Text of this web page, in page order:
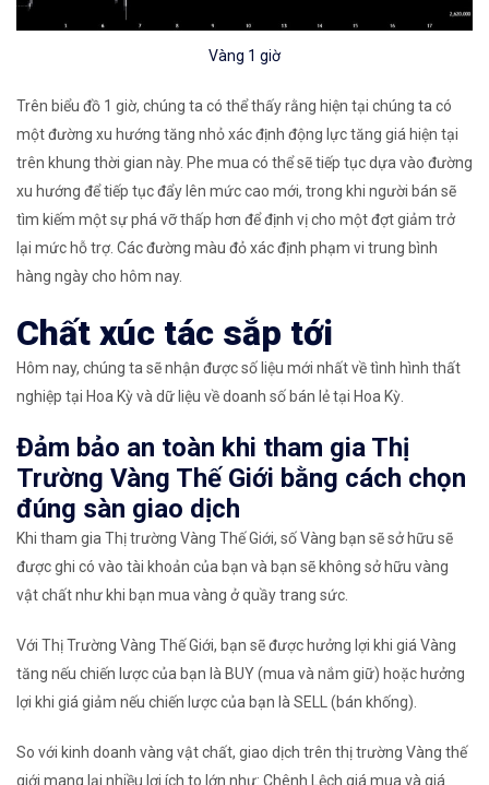
Vàng 1 giờ
Trên biểu đồ 1 giờ, chúng ta có thể thấy rằng hiện tại chúng ta có
một đường xu hướng tăng nhỏ xác định động lực tăng giá hiện tại
trên khung thời gian này. Phe mua có thể sẽ tiếp tục dựa vào đường
xu hướng để tiếp tục đẩy lên mức cao mới, trong khi người bán sẽ
tìm kiếm một sự phá vỡ thấp hơn để định vị cho một đợt giảm trở
lại mức hỗ trợ. Các đường màu đỏ xác định phạm vi trung bình
hàng ngày cho hôm nay.
Chất xúc tác sắp tới
Hôm nay, chúng ta sẽ nhận được số liệu mới nhất về tình hình thất
nghiệp tại Hoa Kỳ và dữ liệu về doanh số bán lẻ tại Hoa Kỳ.
Đảm bảo an toàn khi tham gia Thị
Trường Vàng Thế Giới bằng cách chọn
đúng sàn giao dịch
Khi tham gia Thị trường Vàng Thế Giới, số Vàng bạn sẽ sở hữu sẽ
được ghi có vào tài khoản của bạn và bạn sẽ không sở hữu vàng
vật chất như khi bạn mua vàng ở quầy trang sức.
Với Thị Trường Vàng Thế Giới, bạn sẽ được hưởng lợi khi giá Vàng
tăng nếu chiến lược của bạn là BUY (mua và nắm giữ) hoặc hưởng
lợi khi giá giảm nếu chiến lược của bạn là SELL (bán khống).
So với kinh doanh vàng vật chất, giao dịch trên thị trường Vàng thế
giới mang lại nhiều lợi ích to lớn như: Chênh Lệch giá mua và giá